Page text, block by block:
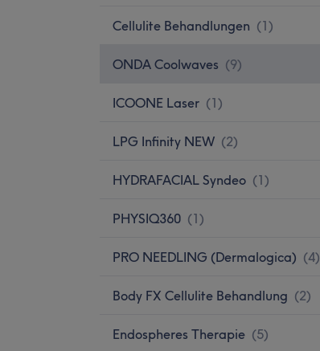
Cellulite Behandlungen (1)
ONDA Coolwaves (9)
ICOONE Laser (1)
LPG Infinity NEW (2)
HYDRAFACIAL Syndeo (1)
PHYSIQ360 (1)
PRO NEEDLING (Dermalogica) (4)
Body FX Cellulite Behandlung (2)
Endospheres Therapie (5)